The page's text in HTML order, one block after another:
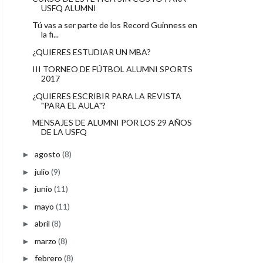
USFQ ALUMNI
Tú vas a ser parte de los Record Guinness en
la fi...
¿QUIERES ESTUDIAR UN MBA?
III TORNEO DE FÚTBOL ALUMNI SPORTS
2017
¿QUIERES ESCRIBIR PARA LA REVISTA
"PARA EL AULA"?
MENSAJES DE ALUMNI POR LOS 29 AÑOS
DE LA USFQ
► agosto (8)
► julio (9)
► junio (11)
► mayo (11)
► abril (8)
► marzo (8)
► febrero (8)